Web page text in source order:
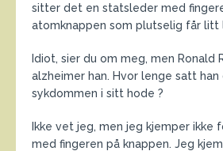
sitter det en statsleder med
atomknappen som plutselig får litt
Idiot, sier du om meg, men Ronald
alzheimer han. Hvor lenge satt han
sykdommen i sitt hode ?
Ikke vet jeg, men jeg kjemper ikke
med fingeren på knappen. Jeg